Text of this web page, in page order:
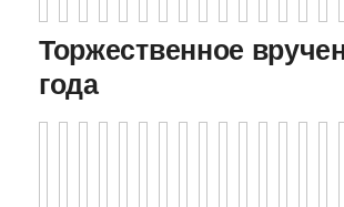
Торжественное
года